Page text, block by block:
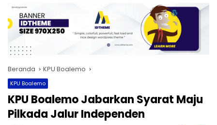
Beranda KPU Boalemo
KPU Boalemo
KPU Boalemo Jabarkan Syarat Maju
Pilkada Jalur Independen